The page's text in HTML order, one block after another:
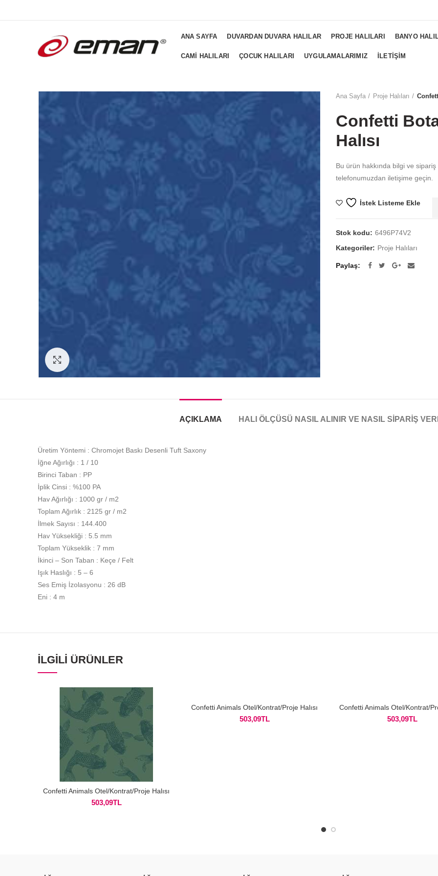
ANA SAYFA DUVARDAN DUVARA HALILAR PROJE HALILARI BANYO
CAMI HALILARI ÇOCUK HALILARI UYGULAMALARIMIZ İLETIŞIM
Büyütmek için tıklayın
Ana Sayfa Proje Halıları
Confetti
Halısı
Bu ürün hakkında bilgi ve
telefonumuzdan iletişime geçin.
İstek Listeme Ekle
Stok kodu: 6496P74V2
Kategoriler: Proje Halıları
Paylaş
AÇIKLAMA HALI ÖLÇÜSÜ NASIL ALINIR VE NASIL SIPARIŞ
Üretim Yöntemi : Chromojet Baskı Desenli Tuft Saxony
İğne Ağırlığı : 1 / 10
Birinci Taban : PP
İplik Cinsi : %100 PA
Hav Ağırlığı : 1000 gr / m2
Toplam Ağırlık : 2125 gr / m2
İlmek Sayısı : 144.400
Hav Yüksekliği : 5.5 mm
Toplam Yükseklik : 7 mm
İkinci – Son Taban : Keçe / Felt
Işık Haslığı : 5 – 6
Ses Emiş İzolasyonu : 26 dB
Eni : 4 m
İLGILI ÜRÜNLER
Confetti Animals Otel/Kontrat/Proje Halısı
503,09TL
Confetti Animals Otel/Kontrat/Proje Halısı
503,09TL
Confetti Animals Otel/Kontrat/
503,09TL